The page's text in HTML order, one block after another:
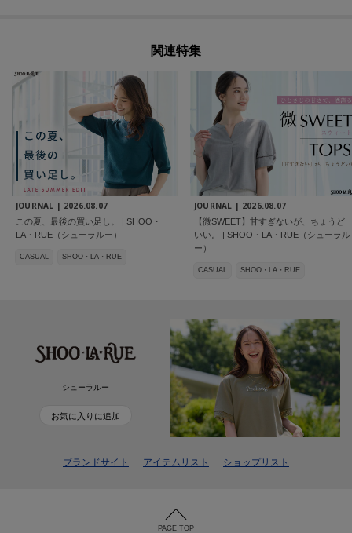
関連特集
JOURNAL | 2026.08.07
この夏、最後の買い足し。 | SHOO・
LA・RUE（シューラルー）
CASUAL SHOO・LA・RUE
JOURNAL | 2026.08.07
【微SWEET】甘すぎないが、ちょうど
いい。 | SHOO・LA・RUE（シューラル
ー）
CASUAL SHOO・LA・RUE
シューラルー
お気に入りに追加
ブランドサイト アイテムリスト ショップリスト
PAGE TOP